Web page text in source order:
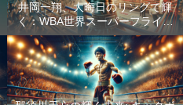
井岡一翔、大晦日のリングで輝
く：WBA世界スーパーフライ級
防衛戦「Lifetime Boxing Fights
18」